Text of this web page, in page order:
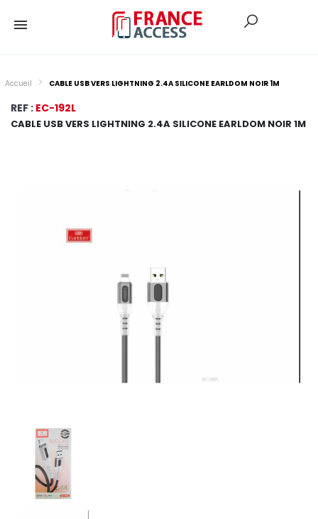
Accueil CABLE USB VERS LIGHTNING 2.4A SILICONE EARLDOM NOIR 1M
REF : EC-192L
CABLE USB VERS LIGHTNING 2.4A SILICONE EARLDOM NOIR 1M